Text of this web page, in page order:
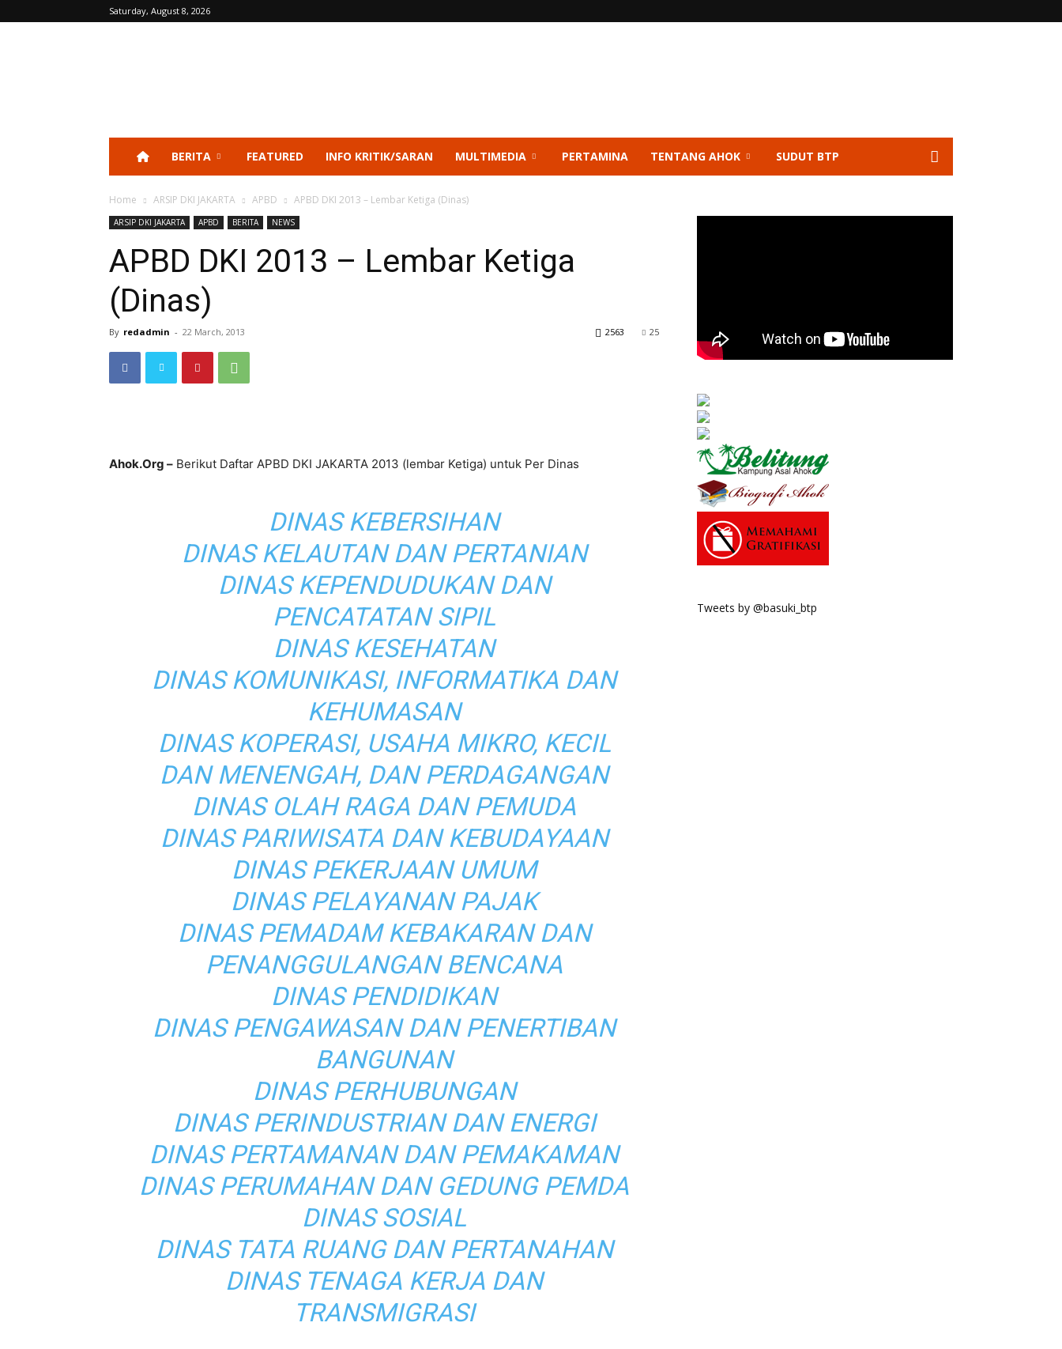
Saturday, August 8, 2026
BERITA FEATURED INFO KRITIK/SARAN MULTIMEDIA PERTAMINA TENTANG AHOK SUDUT BTP
Home ARSIP DKI JAKARTA APBD APBD DKI 2013 – Lembar Ketiga (Dinas)
ARSIP DKI JAKARTA APBD BERITA NEWS
APBD DKI 2013 – Lembar Ketiga
(Dinas)
By redadmin - 22 March, 2013 25
2563
Ahok.Org – Berikut Daftar APBD DKI JAKARTA 2013 (lembar Ketiga) untuk Per Dinas
DINAS KEBERSIHAN
DINAS KELAUTAN DAN PERTANIAN
DINAS KEPENDUDUKAN DAN
PENCATATAN SIPIL
DINAS KESEHATAN
DINAS KOMUNIKASI, INFORMATIKA DAN
KEHUMASAN
DINAS KOPERASI, USAHA MIKRO, KECIL
DAN MENENGAH, DAN PERDAGANGAN
DINAS OLAH RAGA DAN PEMUDA
DINAS PARIWISATA DAN KEBUDAYAAN
DINAS PEKERJAAN UMUM
DINAS PELAYANAN PAJAK
DINAS PEMADAM KEBAKARAN DAN
PENANGGULANGAN BENCANA
DINAS PENDIDIKAN
DINAS PENGAWASAN DAN PENERTIBAN
BANGUNAN
DINAS PERHUBUNGAN
DINAS PERINDUSTRIAN DAN ENERGI
DINAS PERTAMANAN DAN PEMAKAMAN
DINAS PERUMAHAN DAN GEDUNG PEMDA
DINAS SOSIAL
DINAS TATA RUANG DAN PERTANAHAN
DINAS TENAGA KERJA DAN
TRANSMIGRASI
Tweets by @basuki_btp